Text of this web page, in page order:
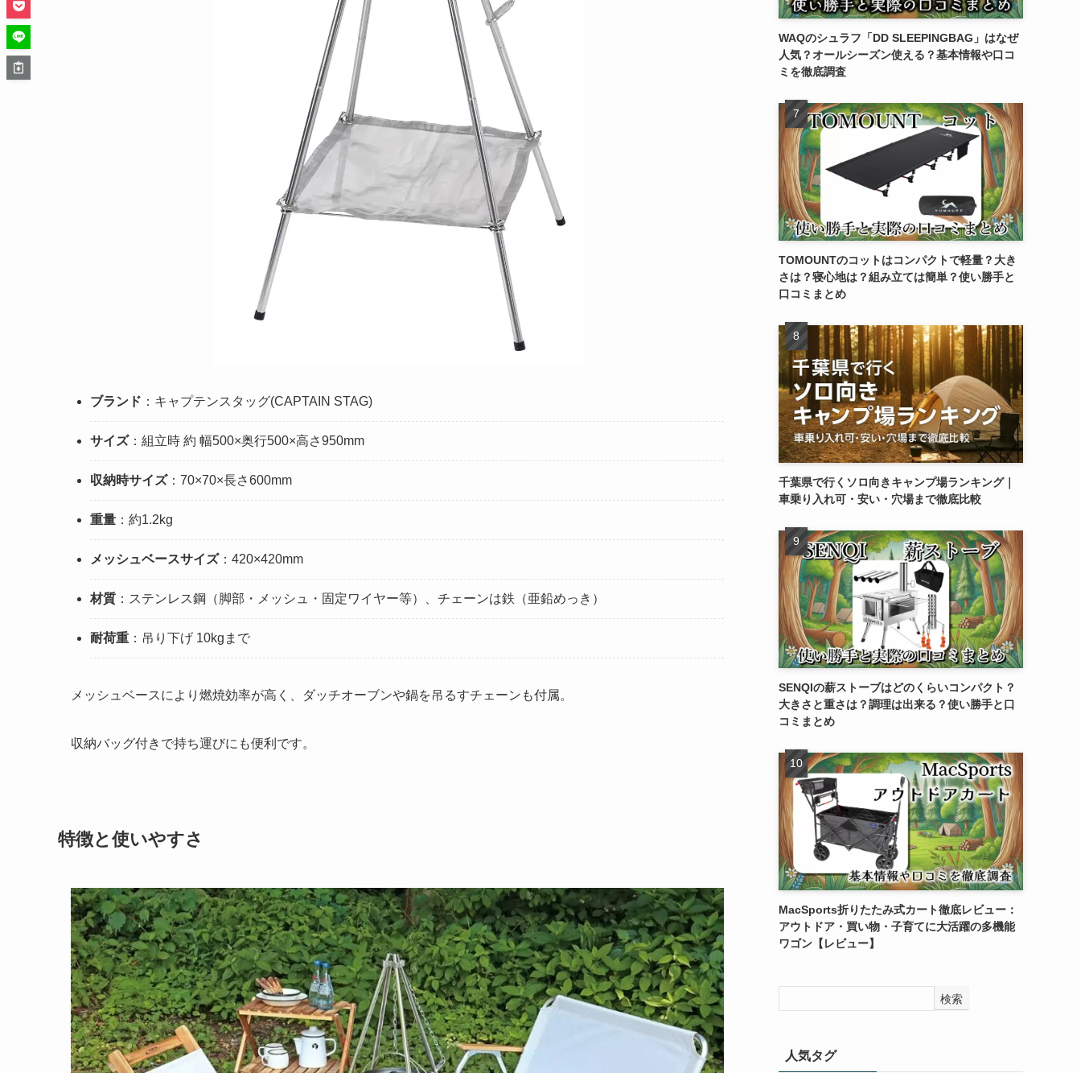
ブランド ：キャプテンスタッグ(CAPTAIN STAG)
サイズ：組立時 約 幅500×奥行500×高さ950mm
収納時サイズ：70×70×長さ600mm
重量 ：約1.2kg
メッシュベースサイズ：420×420mm
材質 ：ステンレス鋼（脚部・メッシュ・固定ワイヤー等）、チェーンは鉄（亜鉛めっき）
耐荷重 ：吊り下げ 10kgまで
メッシュベースにより燃焼効率が高く、ダッチオーブンや鍋を吊るすチェーンも付属。
収納バッグ付きで持ち運びにも便利です。
特徴と使いやすさ
WAQのシュラフ「DD SLEEPINGBAG」はなぜ
人気？オールシーズン使える？基本情報や口コ
ミを徹底調査
TOMOUNTのコットはコンパクトで軽量？大き
さは？寝心地は？組み立ては簡単？使い勝手と
口コミまとめ
千葉県で行くソロ向きキャンプ場ランキング｜
車乗り入れ可・安い・穴場まで徹底比較
SENQIの薪ストーブはどのくらいコンパクト？
大きさと重さは？調理は出来る？使い勝手と口
コミまとめ
MacSports折りたたみ式カート徹底レビュー：
アウトドア・買い物・子育てに大活躍の多機能
ワゴン【レビュー】
検索
人気タグ